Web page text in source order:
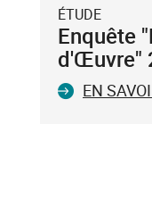
du
clavier.
Vous
ne
pouvez
ÉTUDE
Enquête
d'Œuvre"
EN